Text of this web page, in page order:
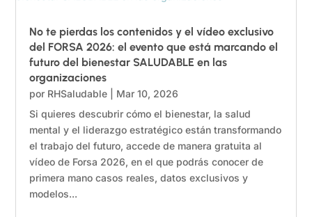
No te pierdas los contenidos y el vídeo exclusivo
del FORSA 2026: el evento que está marcando el
futuro del bienestar SALUDABLE en las
organizaciones
por RHSaludable
Mar 10, 2026
Si quieres descubrir cómo el bienestar, la salud
mental y el liderazgo estratégico están transformando
el trabajo del futuro, accede de manera gratuita al
vídeo de Forsa 2026, en el que podrás conocer de
primera mano casos reales, datos exclusivos y
modelos...